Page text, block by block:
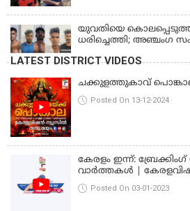
ഫ്രീസര്‍ സംവിധാനം
യുവതിയെ
ധരിച്ചെത്തി; അഞ്ചംഗ
LATEST DISTRICT VIDEOS
ചക്കുളത്തുകാവ് പൊങ്കാല
Posted On 13-12-2024
കേരളം ഇന്ന്:
വാർത്തകൾ |
Posted On 03-01-2023